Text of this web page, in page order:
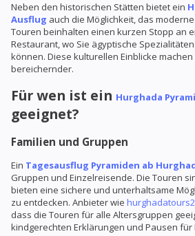
Neben den historischen Stätten bietet ein
Ausflug auch die Möglichkeit, das
Touren beinhalten einen kurzen Stopp an
Restaurant, wo Sie ägyptische
können. Diese kulturellen Einblicke machen
bereichernder.
Für wen ist ein Hurghada
geeignet?
Familien und Gruppen
Ein Tagesausflug Pyramiden ab
Gruppen und Einzelreisende. Die Touren
bieten eine sichere und unterhaltsame
zu entdecken. Anbieter wie
dass die Touren für alle Altersgruppen
kindgerechten Erklärungen und Pausen für